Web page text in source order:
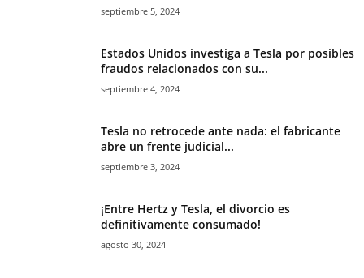
septiembre 5, 2024
Estados Unidos investiga a Tesla por posibles
fraudos relacionados con su...
septiembre 4, 2024
Tesla no retrocede ante nada: el fabricante
abre un frente judicial...
septiembre 3, 2024
¡Entre Hertz y Tesla, el divorcio es
definitivamente consumado!
agosto 30, 2024